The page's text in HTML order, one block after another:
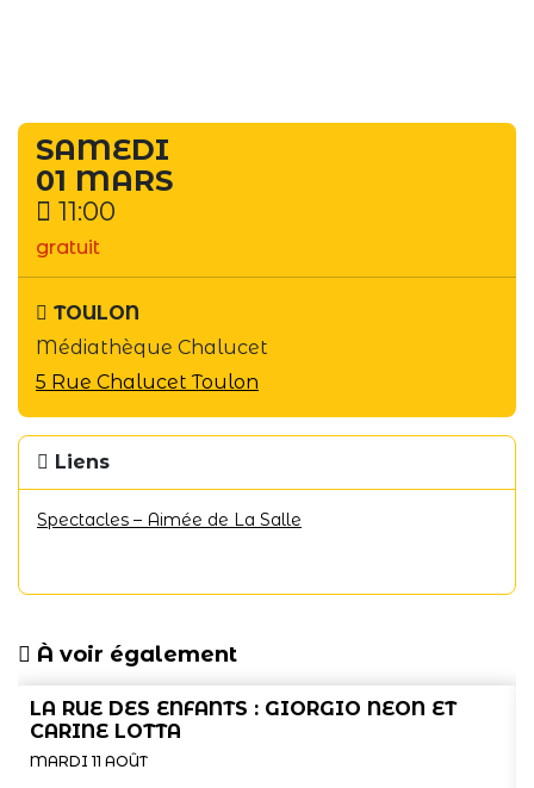
SAMEDI
01 MARS
11:00
gratuit
TOULON
Médiathèque Chalucet
5 Rue Chalucet Toulon
Liens
Spectacles – Aimée de La Salle
À voir également
LA RUE DES ENFANTS : GIORGIO NEON ET
CARINE LOTTA
MARDI 11 AOÛT